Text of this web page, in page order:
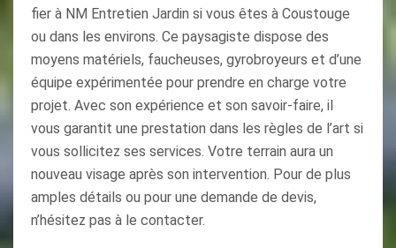
fier à NM Entretien Jardin si vous êtes à Coustouge
ou dans les environs. Ce paysagiste dispose des
moyens matériels, faucheuses, gyrobroyeurs et d’une
équipe expérimentée pour prendre en charge votre
projet. Avec son expérience et son savoir-faire, il
vous garantit une prestation dans les règles de l’art si
vous sollicitez ses services. Votre terrain aura un
nouveau visage après son intervention. Pour de plus
amples détails ou pour une demande de devis,
n’hésitez pas à le contacter.